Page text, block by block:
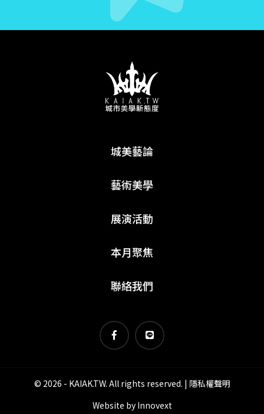
城美藝論
藝術美學
展演活動
本月聚焦
聯絡我們
© 2026 - KAIAK.TW. All rights reserved. | 隱私權聲明
Website by Innovext